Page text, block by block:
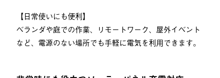
【日常使いにも便利】
ベランダや庭での作業、リモートワーク、屋外イベント
など、電源のない場所でも手軽に電気を利用できます。